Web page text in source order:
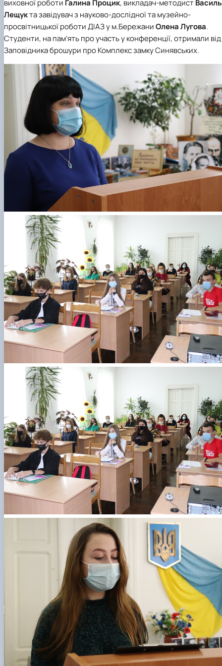
виховної роботи Галина Процик, викладач-методистВасиль
Лещукта завідувач з науково-дослідної та музейно-
просвітницької роботи ДІАЗ у м.БережаниОлена Лугова.
Студенти, на пам’ять про участь у конференції, отримали від
Заповідника брошури про Комплекс замку Синявських.